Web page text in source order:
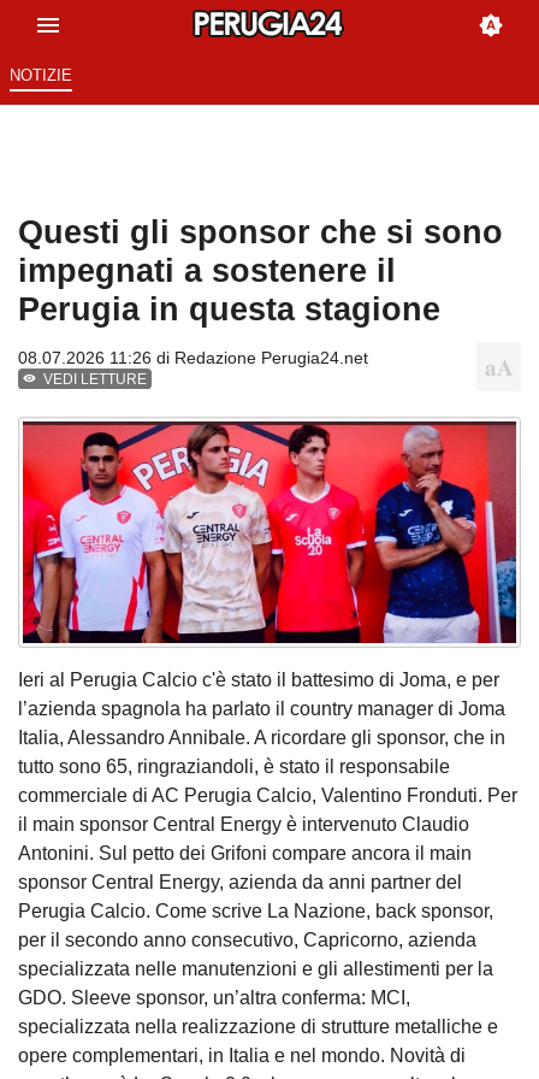
NOTIZIE
Questi gli sponsor che si sono
impegnati a sostenere il
Perugia in questa stagione
08.07.2026 11:26 di Redazione Perugia24.net
VEDI LETTURE
Ieri al Perugia Calcio c'è stato il battesimo di Joma, e per
l’azienda spagnola ha parlato il country manager di Joma
Italia, Alessandro Annibale. A ricordare gli sponsor, che in
tutto sono 65, ringraziandoli, è stato il responsabile
commerciale di AC Perugia Calcio, Valentino Fronduti. Per
il main sponsor Central Energy è intervenuto Claudio
Antonini. Sul petto dei Grifoni compare ancora il main
sponsor Central Energy, azienda da anni partner del
Perugia Calcio. Come scrive La Nazione, back sponsor,
per il secondo anno consecutivo, Capricorno, azienda
specializzata nelle manutenzioni e gli allestimenti per la
GDO. Sleeve sponsor, un’altra conferma: MCI,
specializzata nella realizzazione di strutture metalliche e
opere complementari, in Italia e nel mondo. Novità di